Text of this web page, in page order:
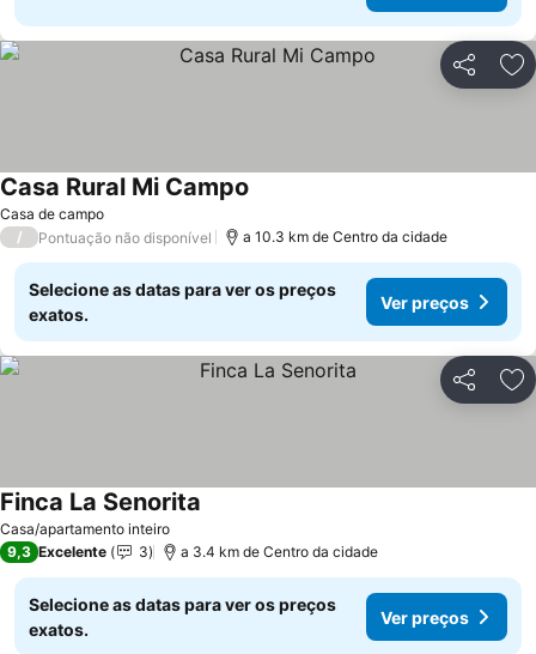
Partilhar
Casa de campo
Casa Rural Mi Campo
/ Pontuação não disponível a 10.3 km de Centro da cidade
Selecione as datas para ver os preços
exatos.
Ver preços
Partilhar
Casa/apartamento inteiro
Finca La Senorita
9,3 Excelente 3 a 3.4 km de Centro da cidade
Selecione as datas para ver os preços
exatos.
Ver preços